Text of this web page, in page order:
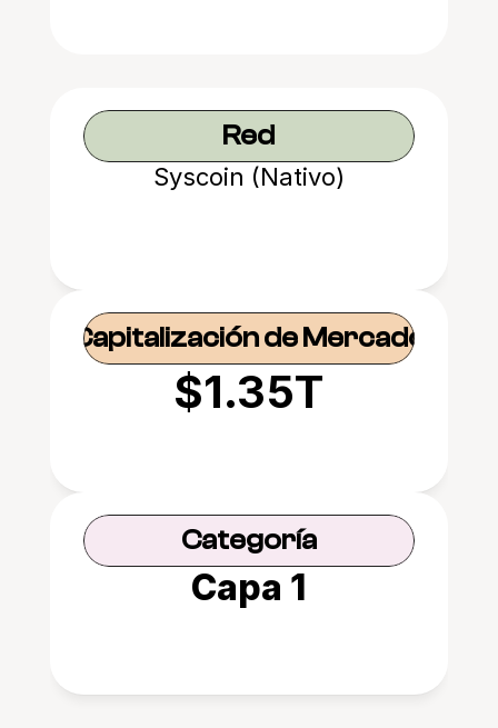
Red
Syscoin (Nativo)
Capitalización de Mercado
$1.35T
Categoría
Capa 1